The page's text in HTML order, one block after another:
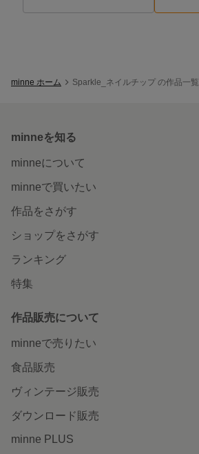
minne ホーム Sparkle_ネイルチップ の作品一覧
minneを知る
minneについて
minneで買いたい
作品をさがす
ショップをさがす
ランキング
特集
作品販売について
minneで売りたい
食品販売
ヴィンテージ販売
ダウンロード販売
minne PLUS